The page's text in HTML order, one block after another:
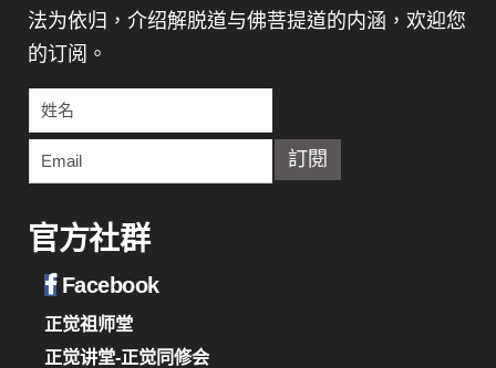
法为依归，介绍解脱道与佛菩提道的内涵，欢迎您
的订阅。
官方社群
Facebook
正觉祖师堂
正觉讲堂-正觉同修会